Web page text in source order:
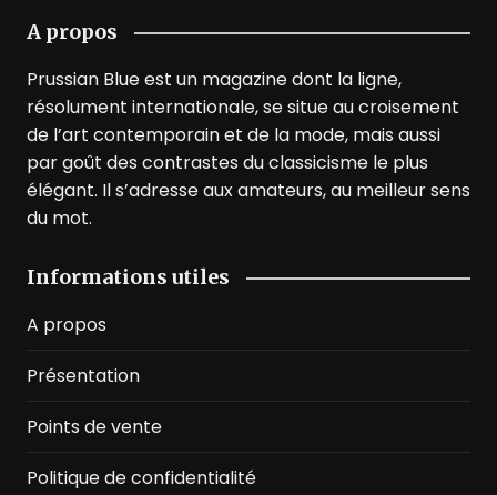
A propos
Prussian Blue est un magazine dont la ligne,
résolument internationale, se situe au croisement
de l’art contemporain et de la mode, mais aussi
par goût des contrastes du classicisme le plus
élégant. Il s’adresse aux amateurs, au meilleur sens
du mot.
Informations utiles
A propos
Présentation
Points de vente
Politique de confidentialité